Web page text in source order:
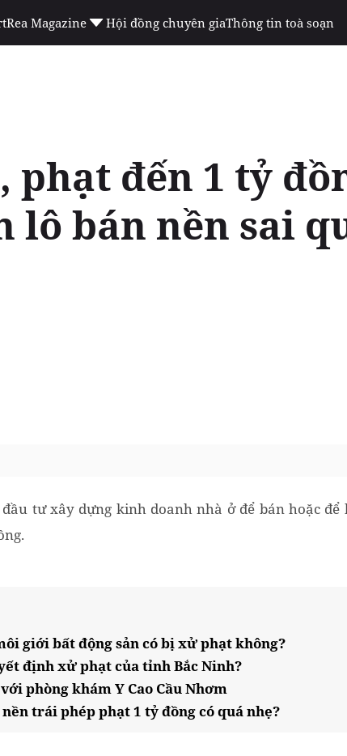
Rea Magazine Hội đồng chuyên giaThông tin toà soạn
phạt đến 1 tỷ
lô bán nền sai
tư xây dựng kinh doanh nhà ở để bán hoặc để
giới bất động sản có bị xử phạt không?
định xử phạt của tỉnh Bắc Ninh?
phòng khám Y Cao Cầu Nhơm
trái phép phạt 1 tỷ đồng có quá nhẹ?